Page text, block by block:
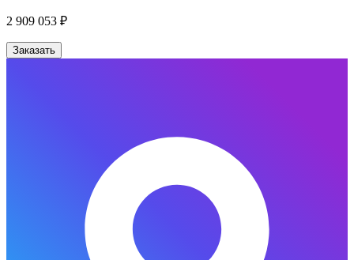
2 909 053 ₽
Заказать